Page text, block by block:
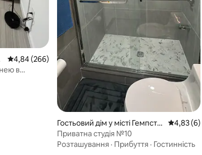
Середня оцінка: 4,84 з 5, відгуки: 266
4,84 (266)
в
Гостьовий дім у місті Гемпсте
д
Середня
4,83 (6)
Приватна студія №10
Розташування · Прибуття · Гостинність